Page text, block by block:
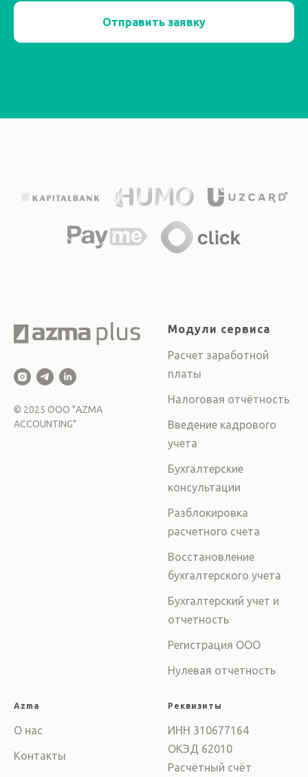
Отправить заявку
© 2025 ООО "AZMA
ACCOUNTING"
Модули сервиса
Расчет заработной
платы
Налоговая отчётность
Введение кадрового
учета
Бухгалтерские
консультации
Разблокировка
расчетного счета
Восстановление
бухгалтерского учета
Бухгалтерский учет и
отчетность
Регистрация ООО
Нулевая отчетность
Azma
О нас
Контакты
Реквизиты
ИНН 310677164
ОКЭД 62010
Расчётный счёт